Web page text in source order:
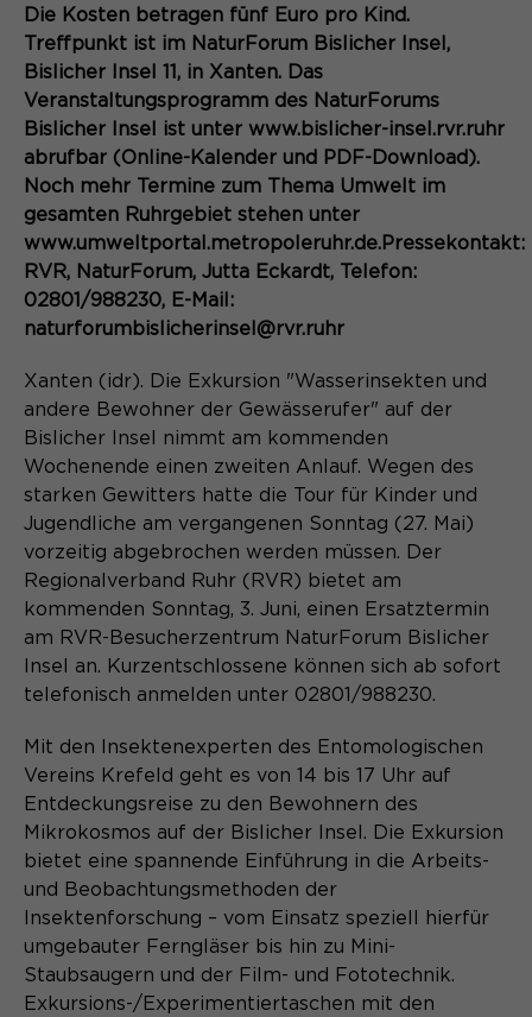
Zweck
Content Management System dieser
Webseite. Diese Basis-Cookies sind
unerlässlich, damit Ihr Besuch auf der
Website angenehm und flüssig wird:
Sie ermöglichen es der Website, Sie
zu erkennen und somit Ihre Sitzung
offen zu halten. Es speichert bei
einem Benutzer-Login für einen
geschlossenen Bereich die Benutzer-
ID als verschlüsselten Wert (sog.
"hash-Wert") zum entsprechenden
Datenbankeintrag des Nutzers.
Name PHPSESSID
Anbieter Session-Cookies
Laufzeit
Schließen des Browsers wieder
gelöscht.
PHPs Standard Sitzungs- Identifikation
(Formulare).
Name be_typo_user
Anbieter TYPO3
Laufzeit Ende der Sitzung
Zweck
ob ein Besucher im Typo3-Backend
angemeldet ist und die Rechte besitzt
diese zu verwalten.
Name _pk_id*
Anbieter Matomo
Laufzeit 13 Monate
Zweck
Name _pk_ses*
Laufzeit 30 Minuten
Zweck
Speichert vorübergehend Daten der
aktuellen Sitzung.
Name _pk_ref.*
Anbieter Matomo
Zweck Speichert die Herkunft des Besuchers.
Name
Anbieter Matomo
Laufzeit Sitzung
Cookie-Informationen
Aktivierung Mehrsprachigkeit
Diese Cookies ermöglichen die automatische
Übersetzung der Website-Inhalte durch GTranslate.
Anbieter GTranslate Inc.
Laufzeit 1 Jahr
Zweck
Sprache für die automatische
Übersetzung der Website.
Die Kosten betragen fünf Euro pro Kind.
Treffpunkt ist im NaturForum Bislicher Insel,
Bislicher Insel 11, in Xanten. Das
Veranstaltungsprogramm des NaturForums
Bislicher Insel ist unter www.bislicher-insel.rvr.ruhr
abrufbar (Online-Kalender und PDF-Download).
Noch mehr Termine zum Thema Umwelt im
gesamten Ruhrgebiet stehen unter
www.umweltportal.metropoleruhr.de.Pressekontakt:
RVR, NaturForum, Jutta Eckardt, Telefon:
02801/988230, E-Mail:
naturforumbislicherinsel@rvr.ruhr
Xanten (idr). Die Exkursion "Wasserinsekten und
andere Bewohner der Gewässerufer" auf der
Bislicher Insel nimmt am kommenden
Wochenende einen zweiten Anlauf. Wegen des
starken Gewitters hatte die Tour für Kinder und
Jugendliche am vergangenen Sonntag (27. Mai)
vorzeitig abgebrochen werden müssen. Der
Regionalverband Ruhr (RVR) bietet am
kommenden Sonntag, 3. Juni, einen Ersatztermin
am RVR-Besucherzentrum NaturForum Bislicher
Insel an. Kurzentschlossene können sich ab sofort
telefonisch anmelden unter 02801/988230.
Mit den Insektenexperten des Entomologischen
Vereins Krefeld geht es von 14 bis 17 Uhr auf
Entdeckungsreise zu den Bewohnern des
Mikrokosmos auf der Bislicher Insel. Die Exkursion
bietet eine spannende Einführung in die Arbeits-
und Beobachtungsmethoden der
Insektenforschung – vom Einsatz speziell hierfür
umgebauter Ferngläser bis hin zu Mini-
Staubsaugern und der Film- und Fototechnik.
Exkursions-/Experimentiertaschen mit den